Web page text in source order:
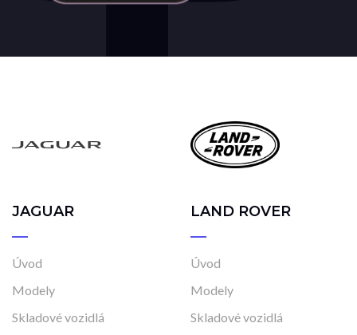
JAGUAR
Úvod
Modely
Skladové vozidlá
LAND ROVER
Úvod
Modely
Skladové vozidlá